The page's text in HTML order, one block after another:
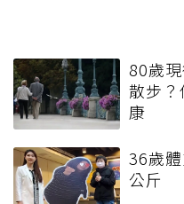
80歲
散步
康
36歲
公斤